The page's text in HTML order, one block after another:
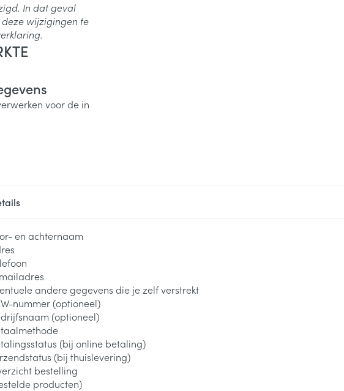
In dat geval
wijzigingen te
voor de in
en achternaam
andere gegevens die je zelf verstrekt
nummer (optioneel)
(optioneel)
(bij online betaling)
(bij thuislevering)
bestelling
producten)